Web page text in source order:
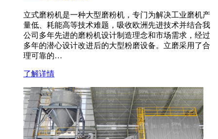
立式磨粉机是一种大型磨粉机，专门为解决工业磨机产
量低、耗能高等技术难题，吸收欧洲先进技术并结合我
公司多年先进的磨粉机设计制造理念和市场需求，经过
多年的潜心设计改进后的大型粉磨设备。立磨采用了合
理可靠的…
了解详情